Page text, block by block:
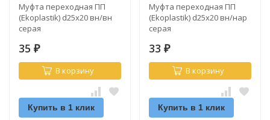
Муфта переходная ПП
(Ekoplastik) d25х20 вн/вн
серая
35 ₽
В корзину
Купить в 1 клик
Муфта переходная ПП
(Ekoplastik) d25х20 вн/нар
серая
33 ₽
В корзину
Купить в 1 клик